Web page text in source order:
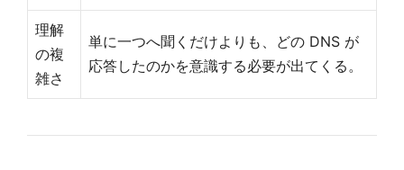
理解
の複
雑さ
単に一つへ聞くだけよりも、どの DNS が
応答したのかを意識する必要が出てくる。